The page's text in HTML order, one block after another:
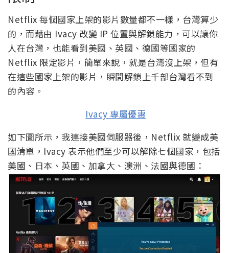
Netflix 每個國家上架的影片數量都不一樣，台灣算少
的，而藉由 Ivacy 改變 IP 位置與解鎖能力，可以讓你
人在台灣，也能看到美國、英國、德國等國家的
Netflix 限定影片，簡單來說，就是台灣沒上架，但有
在這些國家上架的影片，瞬間解鎖上千部台灣看不到
的內容。
Ivacy 專屬優惠
如下圖所示，我連接美國伺服器後，Netflix 就變成美
國清單，Ivacy 表示他們至少可以解除七個國家，包括
美國、日本、英國、加拿大、澳洲、法國與德國：